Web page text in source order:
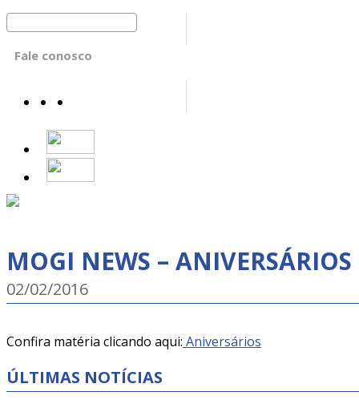
Fale conosco
MOGI NEWS – ANIVERSÁRIOS
02/02/2016
Confira matéria clicando aqui: Aniversários
ÚLTIMAS NOTÍCIAS